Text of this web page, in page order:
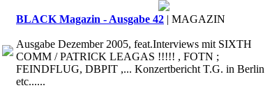
BLACK Magazin - Ausgabe 42 | MAGAZIN
Ausgabe Dezember 2005, feat.Interviews mit SIXTH
COMM / PATRICK LEAGAS !!!!! , FOTN ;
FEINDFLUG, DBPIT ,... Konzertbericht T.G. in Berlin
etc......